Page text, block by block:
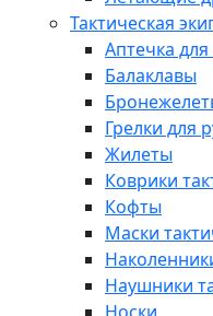
Тактическая
Аптечка
Балаклавы
Грелки для
Жилеты
Коврики
Кофты
Маски
Наушники